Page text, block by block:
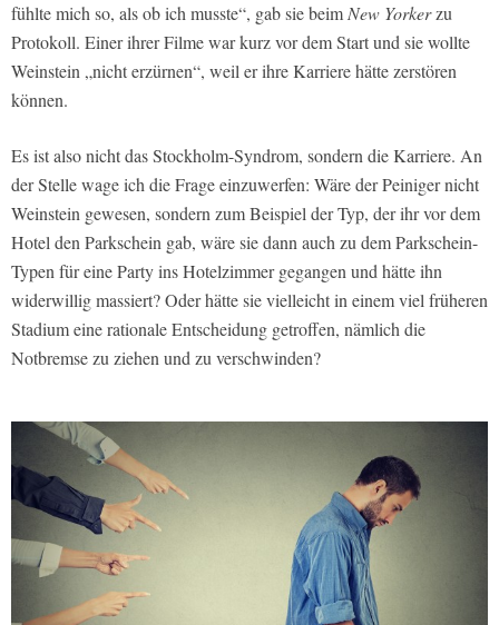
fühlte mich so, als ob ich musste“, gab sie beim New Yorkerzu
Protokoll. Einer ihrer Filme war kurz vor dem Start und sie wollte
Weinstein „nicht erzürnen“, weil er ihre Karriere hätte zerstören
können.
Es ist also nicht das Stockholm-Syndrom, sondern die Karriere. An
der Stelle wage ich die Frage einzuwerfen: Wäre der Peiniger nicht
Weinstein gewesen, sondern zum Beispiel der Typ, der ihr vor dem
Hotel den Parkschein gab, wäre sie dann auch zu dem Parkschein-
Typen für eine Party ins Hotelzimmer gegangen und hätte ihn
widerwillig massiert? Oder hätte sie vielleicht in einem viel früheren
Stadium eine rationale Entscheidung getroffen, nämlich die
Notbremse zu ziehen und zu verschwinden?